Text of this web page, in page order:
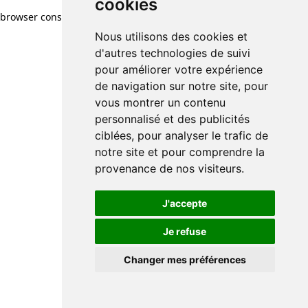
cookies
Nous utilisons des cookies et
d'autres technologies de suivi
pour améliorer votre expérience
de navigation sur notre site, pour
vous montrer un contenu
personnalisé et des publicités
ciblées, pour analyser le trafic de
notre site et pour comprendre la
provenance de nos visiteurs.
J'accepte
Je refuse
Changer mes préférences
browser console for more information)